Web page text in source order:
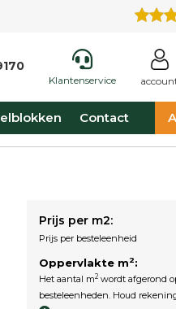
Klantenservice
Contact
Prijs per m2:
Prijs per besteleenheid
Oppervlakte m2:
Het aantal m2 wordt afgerond
besteleenheden. Houd